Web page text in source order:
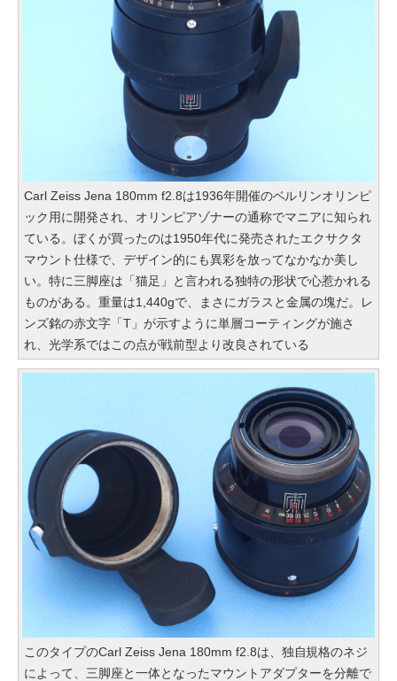
Carl Zeiss Jena 180mm f2.8は1936年開催のベルリンオリンピ
ック用に開発され、オリンピアゾナーの通称でマニアに知られ
ている。ぼくが買ったのは1950年代に発売されたエクサクタ
マウント仕様で、デザイン的にも異彩を放ってなかなか美し
い。特に三脚座は「猫足」と言われる独特の形状で心惹かれる
ものがある。重量は1,440gで、まさにガラスと金属の塊だ。レ
ンズ銘の赤文字「T」が示すように単層コーティングが施さ
れ、光学系ではこの点が戦前型より改良されている
このタイプのCarl Zeiss Jena 180mm f2.8は、独自規格のネジ
によって、三脚座と一体となったマウントアダプターを分離で